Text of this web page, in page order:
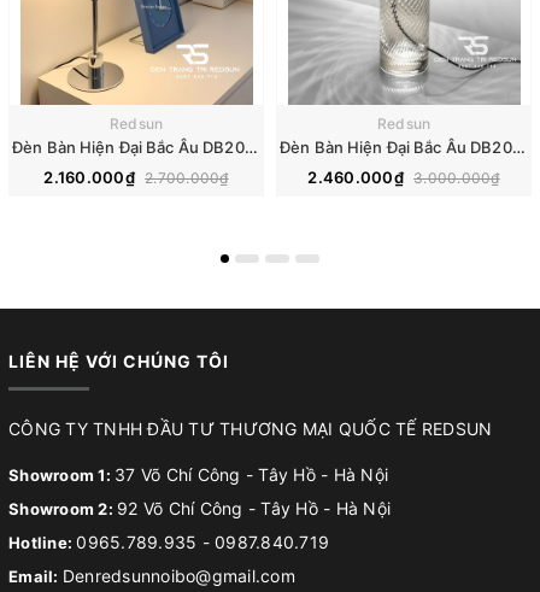
Redsun
Đèn Bàn Hiện Đại Bắc Âu DB2096
2.160.000₫ 2.700.000₫
Redsun
Đèn Bàn Hiện Đại Bắc Âu DB2098
2.460.000₫ 3.000.000₫
LIÊN HỆ VỚI CHÚNG TÔI
CÔNG TY TNHH ĐẦU TƯ THƯƠNG MẠI QUỐC TẾ REDSUN
Showroom 1: 37 Võ Chí Công - Tây Hồ - Hà Nội
Showroom 2: 92 Võ Chí Công - Tây Hồ - Hà Nội
Hotline:0965.789.935 - 0987.840.719
Email: Denredsunnoibo@gmail.com